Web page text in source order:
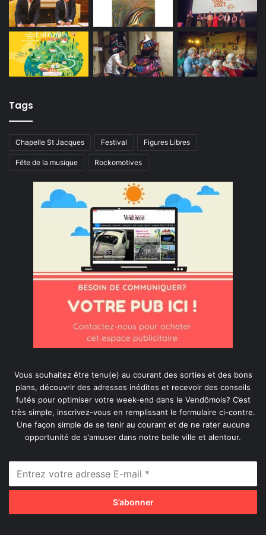
Tags
Chapelle St Jacques Festival Figures Libres
Fête de la musique Rockomotives
Vous souhaitez être tenu(e) au courant des sorties et des bons
plans, découvrir des adresses inédites et recevoir des conseils
futés pour optimiser votre week-end dans le Vendômois? C’est
très simple, inscrivez-vous en remplissant le formulaire ci-contre.
Une façon simple de se tenir au courant et de ne rater aucune
opportunité de s'amuser dans notre belle ville et alentour.